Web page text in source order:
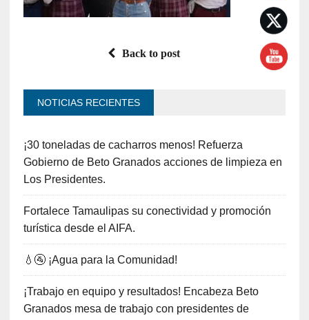
Back to post
NOTICIAS RECIENTES
¡30 toneladas de cacharros menos! Refuerza
Gobierno de Beto Granados acciones de limpieza en
Los Presidentes.
Fortalece Tamaulipas su conectividad y promoción
turística desde el AIFA.
💧🚰 ¡Agua para la Comunidad!
¡Trabajo en equipo y resultados! Encabeza Beto
Granados mesa de trabajo con presidentes de